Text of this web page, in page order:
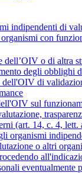
indipendenti di
con
dell’OIV o di altra
degli obblighi
dell'OIV di
sul
(art. 14, c. 4, lett.
organismi
o altri
eventualmente